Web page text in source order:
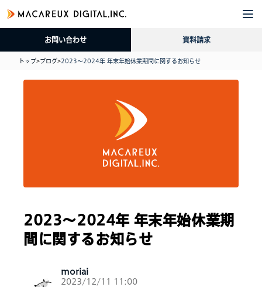
お問い合わせ 資料請求
トップ>ブログ>2023〜2024年 年末年始休業期間に関するお知らせ
2023〜2024年 年末年始休業期
間に関するお知らせ
moriai
2023/12/11 11:00